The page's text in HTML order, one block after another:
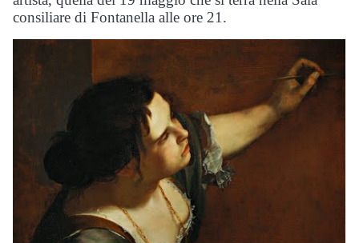
consiliare di Fontanella alle ore 21.